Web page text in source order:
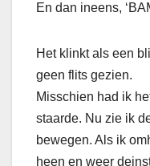
En dan ineens,
Het klinkt als een
geen flits gezien.
Misschien had ik
staarde. Nu zie ik
bewegen. Als ik
heen en weer